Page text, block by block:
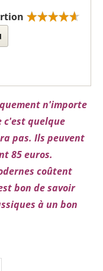
n'importe
c'est quelque
pas. Ils peuvent
85 euros.
coûtent
bon de savoir
à un bon